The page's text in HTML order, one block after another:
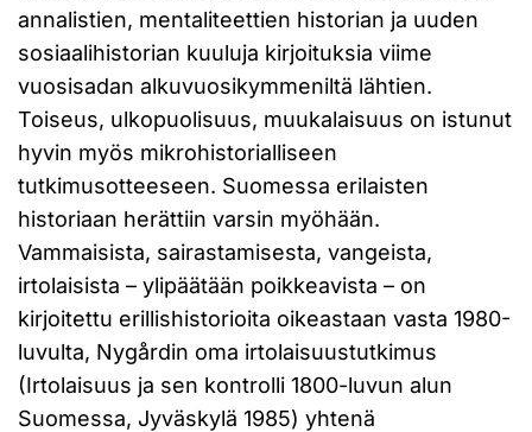
annalistien, mentaliteettien historian ja uuden
sosiaalihistorian kuuluja kirjoituksia viime
vuosisadan alkuvuosikymmeniltä lähtien.
Toiseus, ulkopuolisuus, muukalaisuus on istunut
hyvin myös mikrohistorialliseen
tutkimusotteeseen. Suomessa erilaisten
historiaan herättiin varsin myöhään.
Vammaisista, sairastamisesta, vangeista,
irtolaisista – ylipäätään poikkeavista – on
kirjoitettu erillishistorioita oikeastaan vasta 1980-
luvulta, Nygårdin oma irtolaisuustutkimus
(Irtolaisuus ja sen kontrolli 1800-luvun alun
Suomessa, Jyväskylä 1985) yhtenä